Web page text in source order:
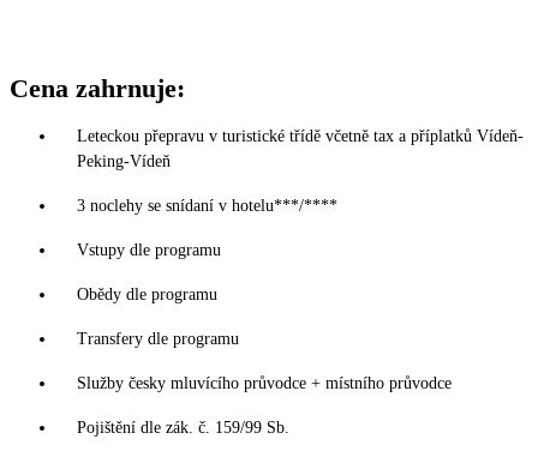
Cena zahrnuje:
Leteckou přepravu v turistické třídě včetně tax a příplatků Vídeň-
Peking-Vídeň
3 noclehy se snídaní v hotelu***/****
Vstupy dle programu
Obědy dle programu
Transfery dle programu
Služby česky mluvícího průvodce + místního průvodce
Pojištění dle zák. č. 159/99 Sb.